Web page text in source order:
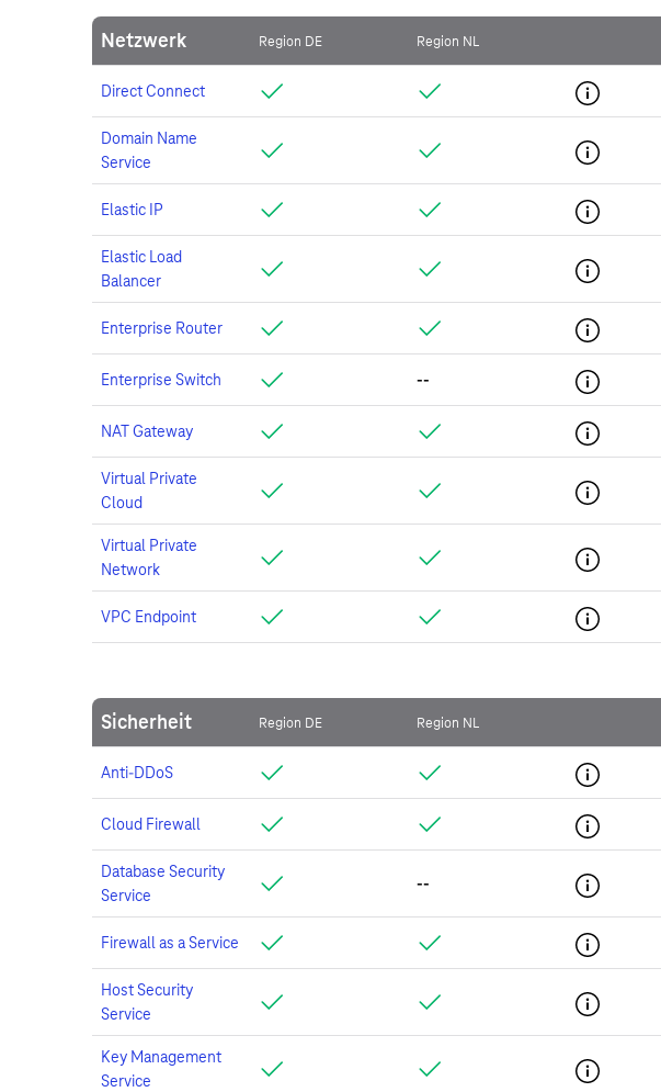
Netzwerk Region DE Region NL
Direct Connect
Domain Name
Service
Elastic IP
Elastic Load
Balancer
Enterprise Router
Enterprise Switch --
NAT Gateway
Virtual Private
Cloud
Virtual Private
Network
VPC Endpoint
Sicherheit Region DE Region NL
Anti-DDoS
Cloud Firewall
Database Security
Service
--
Firewall as a Service
Host Security
Service
Key Management
Service